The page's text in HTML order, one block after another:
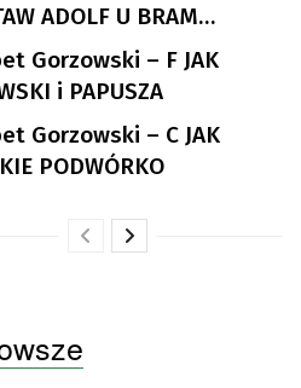
ADOLF U BRAM
Gorzowski – F JAK
i PAPUSZA
Gorzowski – C JAK
PODWÓRKO